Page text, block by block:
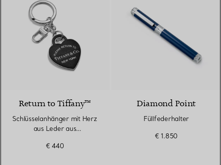
Return to Tiffany™
Schlüsselanhänger mit Herz
aus Leder aus
Messing
€ 440
Diamond Point
Füllfederhalter
€ 1.850